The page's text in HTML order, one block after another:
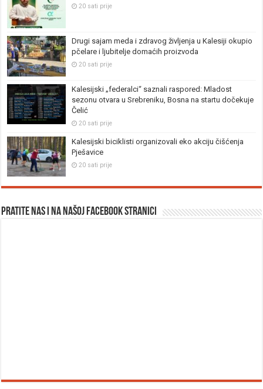
20 sati prije
Drugi sajam meda i zdravog življenja u Kalesiji okupio
pčelare i ljubitelje domaćih proizvoda
20 sati prije
Kalesijski „federalci“ saznali raspored: Mladost
sezonu otvara u Srebreniku, Bosna na startu dočekuje
Čelić
20 sati prije
Kalesijski biciklisti organizovali eko akciju čišćenja
Pješavice
20 sati prije
Pratite nas i na našoj facebook stranici